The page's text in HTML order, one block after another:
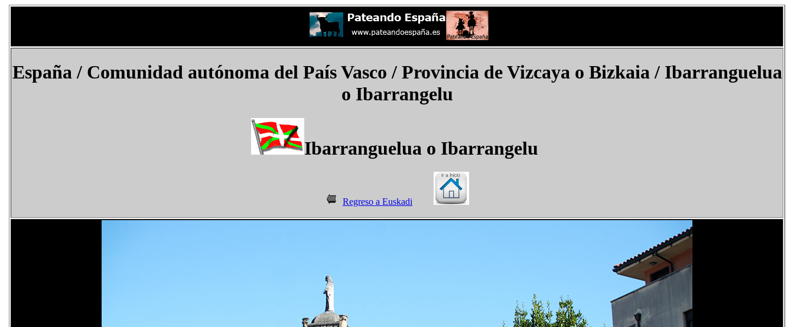
España/ Comunidad autónoma del País Vasco / Provincia de Vizcaya o Bizkaia / Ibarranguelua
o Ibarrangelu
Ibarranguelua o Ibarrangelu
Regreso a Euskadi